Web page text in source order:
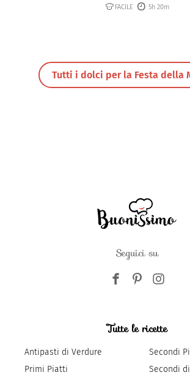
FACILE 5h 20m
Tutti i dolci per la Festa della
Seguici su
Tutte le ricette
Antipasti di Verdure
Primi Piatti
Secondi
Secondi